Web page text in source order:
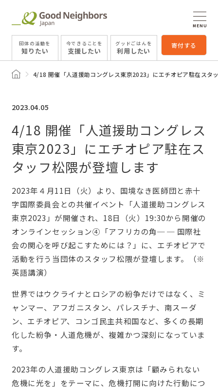
団体の活動を
知りたい
今できることを
支援したい
グッドごはんを
利用したい
寄付する
MENU
トップページ4/18 開催「人道援助コングレス東京2023」にエチオピア駐在スタ
2023.04.05
4/18 開催「人道援助コングレス
東京2023」にエチオピア駐在ス
タッフ松隈が登壇します
2023年４月11日（火）より、国境なき医師団と赤十
字国際委員会との共催イベント「人道援助コングレス
東京2023」が開催され、18日（火）19:30から開催の
オンラインセッション④「アフリカの角─ ─ 国際社
会の関心を呼び起こすためには？」に、エチオピアで
活動を行う当団体のスタッフ松隈が登壇します。（※
英語講演）
世界ではウクライナとロシアの紛争だけではなく、ミ
ャンマー、アフガニスタン、パレスチナ、南スーダ
ン、エチオピア、コンゴ民主共和国など、多くの長期
化した紛争・人道危機が、複雑かつ深刻になっていま
す。
2023年の人道援助コングレス東京は「顧みられない
危機に光を」をテーマに、危機打開に向けた行動につ